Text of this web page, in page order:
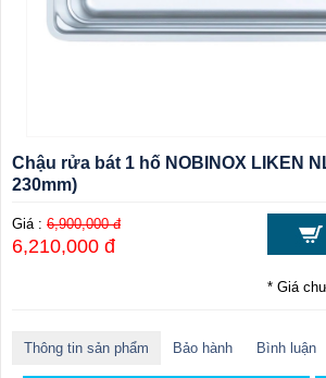
Chậu rửa bát 1 hố NOBINOX LIKEN
230mm)
Giá : 6,900,000 đ
6,210,000 đ
* Giá
Thông tin sản phẩm Bảo hành Bình luận